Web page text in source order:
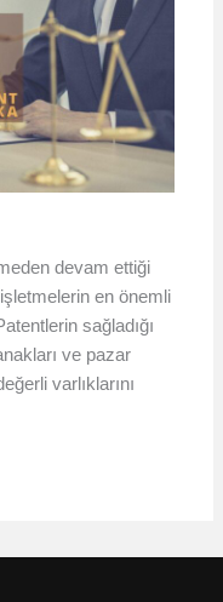
devam ettiği
en önemli
sağladığı
ve pazar
varlıklarını